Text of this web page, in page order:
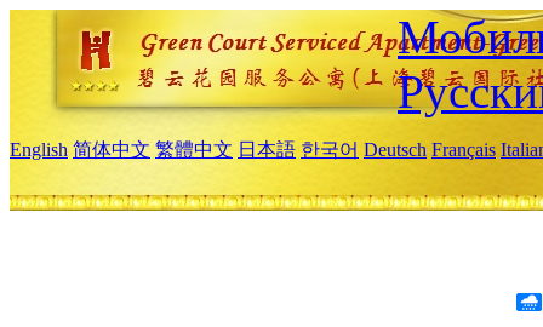
English 简体中文 繁體中文 日本語 한국어 Deutsch Français